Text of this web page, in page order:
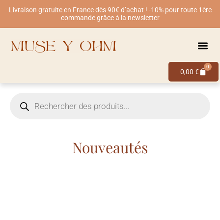
Livraison gratuite en France dès 90€ d’achat ! -10% pour toute 1ère
commande grâce à la newsletter
0,00 €
0
Nouveautés